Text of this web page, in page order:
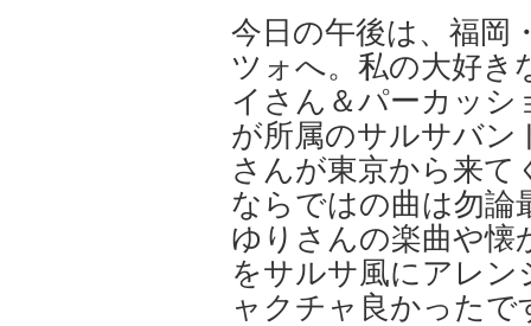
今日の午後は、福岡
ツォへ。私の大好き
イさん＆パーカッシ
が所属のサルサバン
さんが東京から来
ならではの曲は勿論
ゆりさんの楽曲や
をサルサ風にアレ
ャクチャ良かったで